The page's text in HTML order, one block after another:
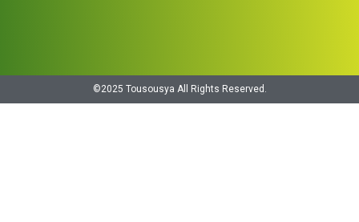
©︎2025 Tousousya All Rights Reserved.